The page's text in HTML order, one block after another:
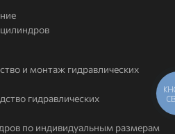
и монтаж гидравлических
гидравлических
по индивидуальным размерам